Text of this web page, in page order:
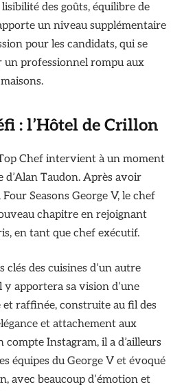
des goûts, équilibre de
un niveau supplémentaire
pour les candidats, qui se
professionnel rompu aux
: l’Hôtel de Crillon
Chef intervient à un moment
Taudon. Après avoir
Seasons George V, le chef
chapitre en rejoignant
en tant que chef exécutif.
clés des cuisines d’un autre
y apportera sa vision d’une
raffinée, construite au fil des
et attachement aux
compte Instagram, il a d’ailleurs
équipes du George V et évoqué
avec beaucoup d’émotion et